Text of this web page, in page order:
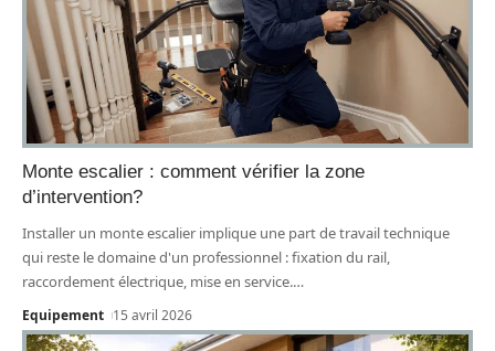
Monte escalier : comment vérifier la zone
d’intervention?
Installer un monte escalier implique une part de travail technique
qui reste le domaine d'un professionnel : fixation du rail,
raccordement électrique, mise en service.…
Equipement 15 avril 2026